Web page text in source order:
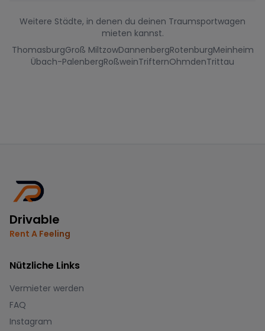
Weitere Städte, in denen du deinen Traumsportwagen
mieten kannst.
ThomasburgGroß MiltzowDannenbergRotenburgMeinheim
Übach-PalenbergRoßweinTrifternOhmdenTrittau
Drivable
Rent A Feeling
Nützliche Links
Vermieter werden
FAQ
Instagram